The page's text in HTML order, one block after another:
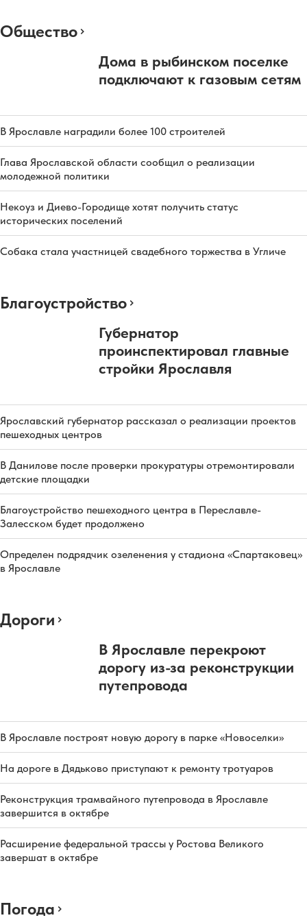
Общество
Дома в рыбинском поселке
подключают к газовым сетям
В Ярославле наградили более 100 строителей
Глава Ярославской области сообщил о реализации
молодежной политики
Некоуз и Диево-Городище хотят получить статус
исторических поселений
Собака стала участницей свадебного торжества в Угличе
Благоустройство
Губернатор
проинспектировал главные
стройки Ярославля
Ярославский губернатор рассказал о реализации проектов
пешеходных центров
В Данилове после проверки прокуратуры отремонтировали
детские площадки
Благоустройство пешеходного центра в Переславле-
Залесском будет продолжено
Определен подрядчик озеленения у стадиона «Спартаковец»
в Ярославле
Дороги
В Ярославле перекроют
дорогу из-за реконструкции
путепровода
В Ярославле построят новую дорогу в парке «Новоселки»
На дороге в Дядьково приступают к ремонту тротуаров
Реконструкция трамвайного путепровода в Ярославле
завершится в октябре
Расширение федеральной трассы у Ростова Великого
завершат в октябре
Погода